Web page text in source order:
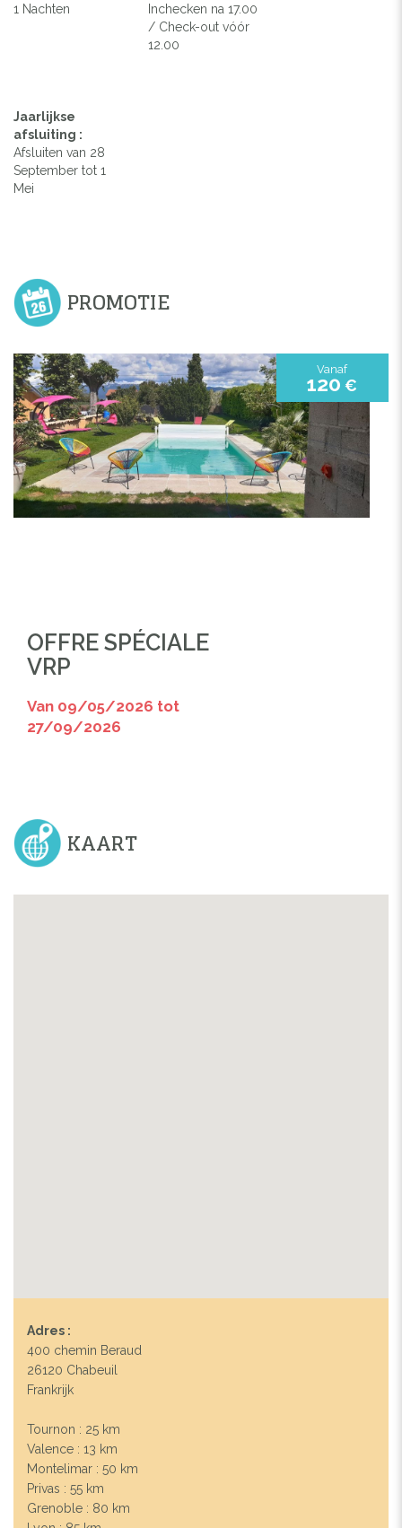
1 Nachten
Inchecken na 17.00
/ Check-out vóór
12.00
Jaarlijkse
afsluiting :
Afsluiten van 28
September tot 1
Mei
PROMOTIE
Vanaf
120 €
OFFRE SPÉCIALE
VRP
Van 09/05/2026 tot
27/09/2026
KAART
Adres :
400 chemin Beraud
26120 Chabeuil
Frankrijk
Tournon : 25 km
Valence : 13 km
Montelimar : 50 km
Privas : 55 km
Grenoble : 80 km